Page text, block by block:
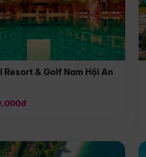
Resort & Golf Nam Hội An